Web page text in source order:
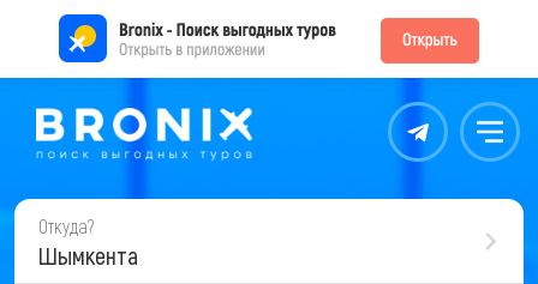
Контакты Меню
Откуда?
Шымкента